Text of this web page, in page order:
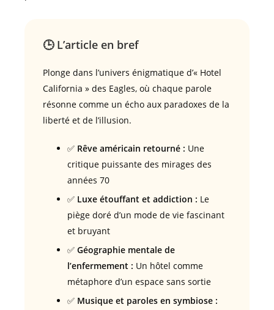
🕒 L’article en bref
Plonge dans l’univers énigmatique d’« Hotel
California » des Eagles, où chaque parole
résonne comme un écho aux paradoxes de la
liberté et de l’illusion.
✅ Rêve américain retourné : Une
critique puissante des mirages des
années 70
✅ Luxe étouffant et addiction : Le
piège doré d’un mode de vie fascinant
et bruyant
✅ Géographie mentale de
l’enfermement : Un hôtel comme
métaphore d’un espace sans sortie
✅ Musique et paroles en symbiose :